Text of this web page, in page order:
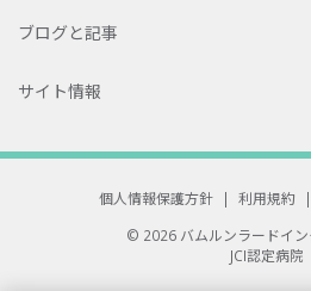
ブログと記事
サイト情報
個人情報保護方針 | 利用規約 |
© 2026 バムルンラードイ
JCI認定病院